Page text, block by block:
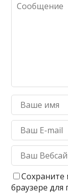
Сохраните
браузере